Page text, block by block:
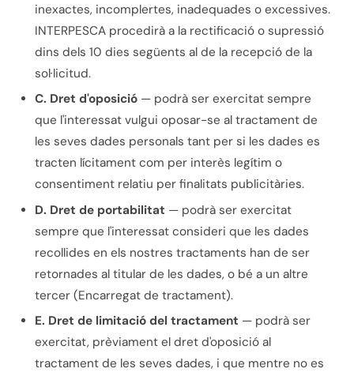
inexactes, incomplertes, inadequades o excessives.
INTERPESCA procedirà a la rectificació o supressió
dins dels 10 dies següents al de la recepció de la
sol·licitud.
C. Dret d'oposició — podrà ser exercitat sempre
que l'interessat vulgui oposar-se al tractament de
les seves dades personals tant per si les dades es
tracten lícitament com per interès legítim o
consentiment relatiu per finalitats publicitàries.
D. Dret de portabilitat — podrà ser exercitat
sempre que l'interessat consideri que les dades
recollides en els nostres tractaments han de ser
retornades al titular de les dades, o bé a un altre
tercer (Encarregat de tractament).
E. Dret de limitació del tractament — podrà ser
exercitat, prèviament el dret d'oposició al
tractament de les seves dades, i que mentre no es